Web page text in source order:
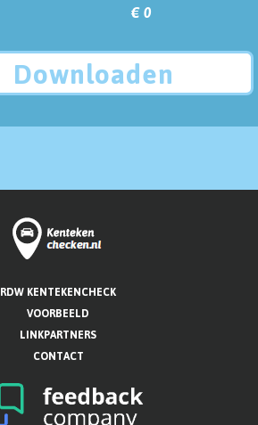
€ 0
Downloaden
RDW KENTEKENCHECK
VOORBEELD
LINKPARTNERS
CONTACT